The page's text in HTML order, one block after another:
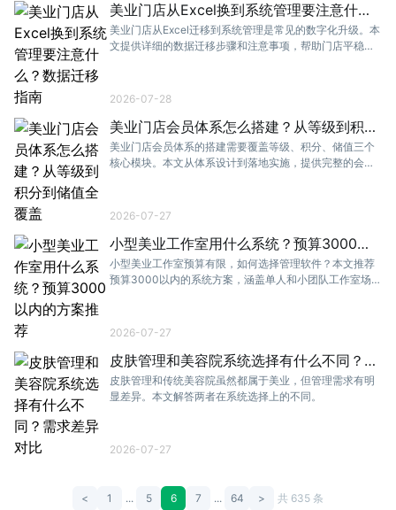
美业门店从Excel换到系统管理要注意什
么？数据迁移指南
美业门店从Excel迁移到系统管理是常见的数字化升级。本
文提供详细的数据迁移步骤和注意事项，帮助门店平稳过
2026-07-28
美业门店会员体系怎么搭建？从等级到积分
到储值全覆盖
美业门店会员体系的搭建需要覆盖等级、积分、储值三个
核心模块。本文从体系设计到落地实施，提供完整的会员
2026-07-27
小型美业工作室用什么系统？预算3000以
内的方案推荐
小型美业工作室预算有限，如何选择管理软件？本文推荐
预算3000以内的系统方案，涵盖单人和小团队工作室场
2026-07-27
皮肤管理和美容院系统选择有什么不同？需
求差异对比
皮肤管理和传统美容院虽然都属于美业，但管理需求有明
显差异。本文解答两者在系统选择上的不同。
2026-07-27
< 1 ... 5 6 7 ... 64 > 共 635 条